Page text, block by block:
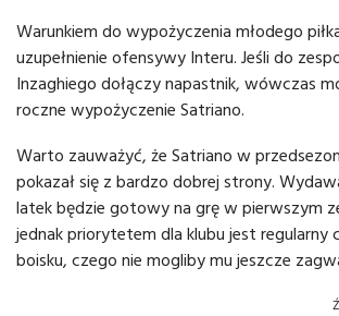
Warunkiem do wypożyczenia młodego
uzupełnienie ofensywy Interu. Jeśli do
Inzaghiego dołączy napastnik, wówczas
roczne wypożyczenie Satriano.
Warto zauważyć, że Satriano w
pokazał się z bardzo dobrej strony.
latek będzie gotowy na grę w pierwszym
jednak priorytetem dla klubu jest regularny
boisku, czego nie mogliby mu jeszcze